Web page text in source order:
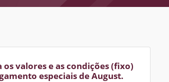
os valores e as condições (fixo)
especiais de August.